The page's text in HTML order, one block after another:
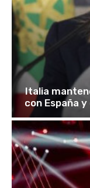
Italia
con España